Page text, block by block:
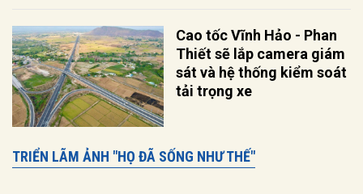
Cao tốc Vĩnh Hảo - Phan
Thiết sẽ lắp camera giám
sát và hệ thống kiểm soát
tải trọng xe
TRIỂN LÃM ẢNH "HỌ ĐÃ SỐNG NHƯ THẾ"